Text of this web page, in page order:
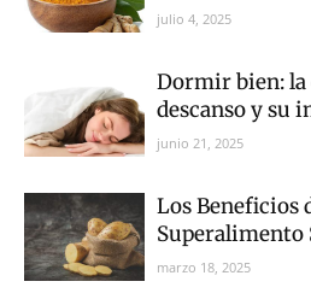
julio 4, 2025
Dormir bien: la
descanso y su
junio 21, 2025
Los Beneficios
Superalimento
marzo 18, 2025